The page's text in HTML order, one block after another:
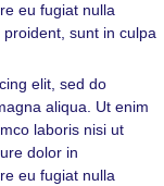
eu fugiat nulla
sunt in culpa
elit, sed do
aliqua. Ut enim
laboris nisi ut
dolor in
eu fugiat nulla